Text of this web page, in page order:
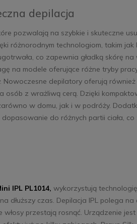
Abee
Floss STW
Do
koszyka
Szczoteczka
Abee Sonic ST
Black
126,00 zł
169,00 zł
depilacja
pozwalają na szybkie i skuteczne
różnorodnym technologiom, takim jak
co zapewnia gładką skórę
na modele oferujące różne tryby
depilatory oferują również
osób z wrażliwą cerą. Dzięki
w domu, jak i w podróży.
do różnych partii ciała, co
IPL PL1014, wykorzystują
dłuższy czas. Depilacja IPL polega
włosy przestają rosnąć. Urządzenie